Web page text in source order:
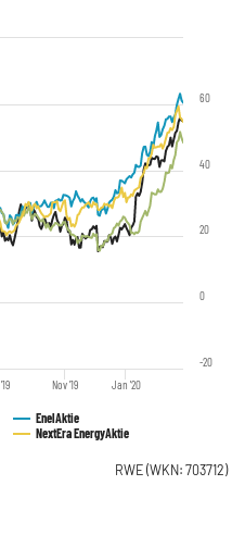
EnelAktie
NextEra EnergyAktie
Nov '19 Jan '20
-20
0
20
40
60
RWE (WKN: 703712)